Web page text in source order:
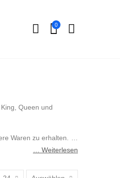
0
Queen und
Waren zu erhalten.
… Weiterlesen